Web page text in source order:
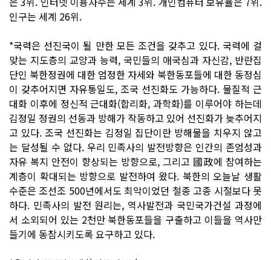
인구는 세계 26위.
*국력은 선진국이 될 만한 모든 조건을 갖추고 있다. 국력에 걸
맞는 지도층의 교양과 능력, 국민들의 애국심과 자신감, 반란집
단인 북한정권에 대한 엄정한 자세와 북한동포들에 대한 동정심
이 갖추어지면 자유통일도, 조국 선진화도 가능하다. 물질적 근
대화 이후에 정신적 근대화(합리화, 과학화)를 이루어야 하는데
김정일 정권의 선동과 방해가 작동하고 있어 선진화가 늦추어지
고 있다. 조국 선진화는 김정일 집단이란 방해물을 치우지 않고
는 달성될 수 없다. 우리 민족사의 발전방향은 인간의 존엄성과
자유 복지 안전이 향상되는 방향으로, 그리고 國政에 참여하는
계층이 확대되는 방향으로 발전하여 왔다. 북한의 오늘날 생활
수준은 조선조 500년에서도 최악이었던 철종 고종 시절보다 못
하다. 민족사의 발전 원리는, 역사발전과 국민국가건설 과정에
서 소외되어 있는 2천만 북한동포들을 구출하고 이들을 역사만
들기에 동참시키도록 요구하고 있다.